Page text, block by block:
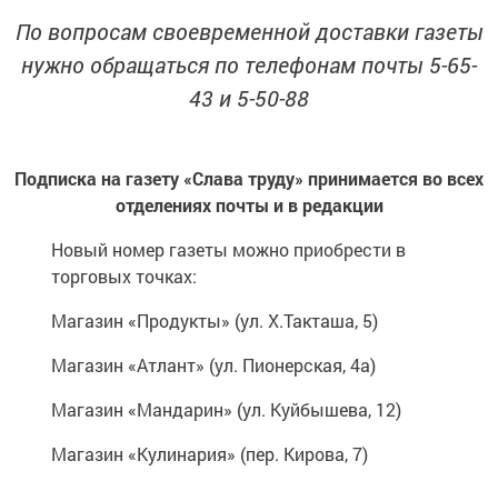
По вопросам своевременной доставки газеты
нужно обращаться по телефонам почты 5-65-
43 и 5-50-88
Подписка на газету «Слава труду» принимается во всех
отделениях почты и в редакции
Новый номер газеты можно приобрести в
торговых точках:
Магазин «Продукты» (ул. Х.Такташа, 5)
Магазин «Атлант» (ул. Пионерская, 4а)
Магазин «Мандарин» (ул. Куйбышева, 12)
Магазин «Кулинария» (пер. Кирова, 7)